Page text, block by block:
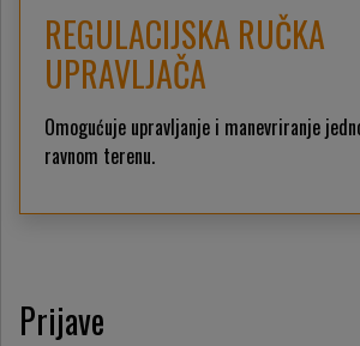
REGULACIJSKA RUČKA
UPRAVLJAČA
Omogućuje upravljanje i manevriranje
ravnom terenu.
Prijave